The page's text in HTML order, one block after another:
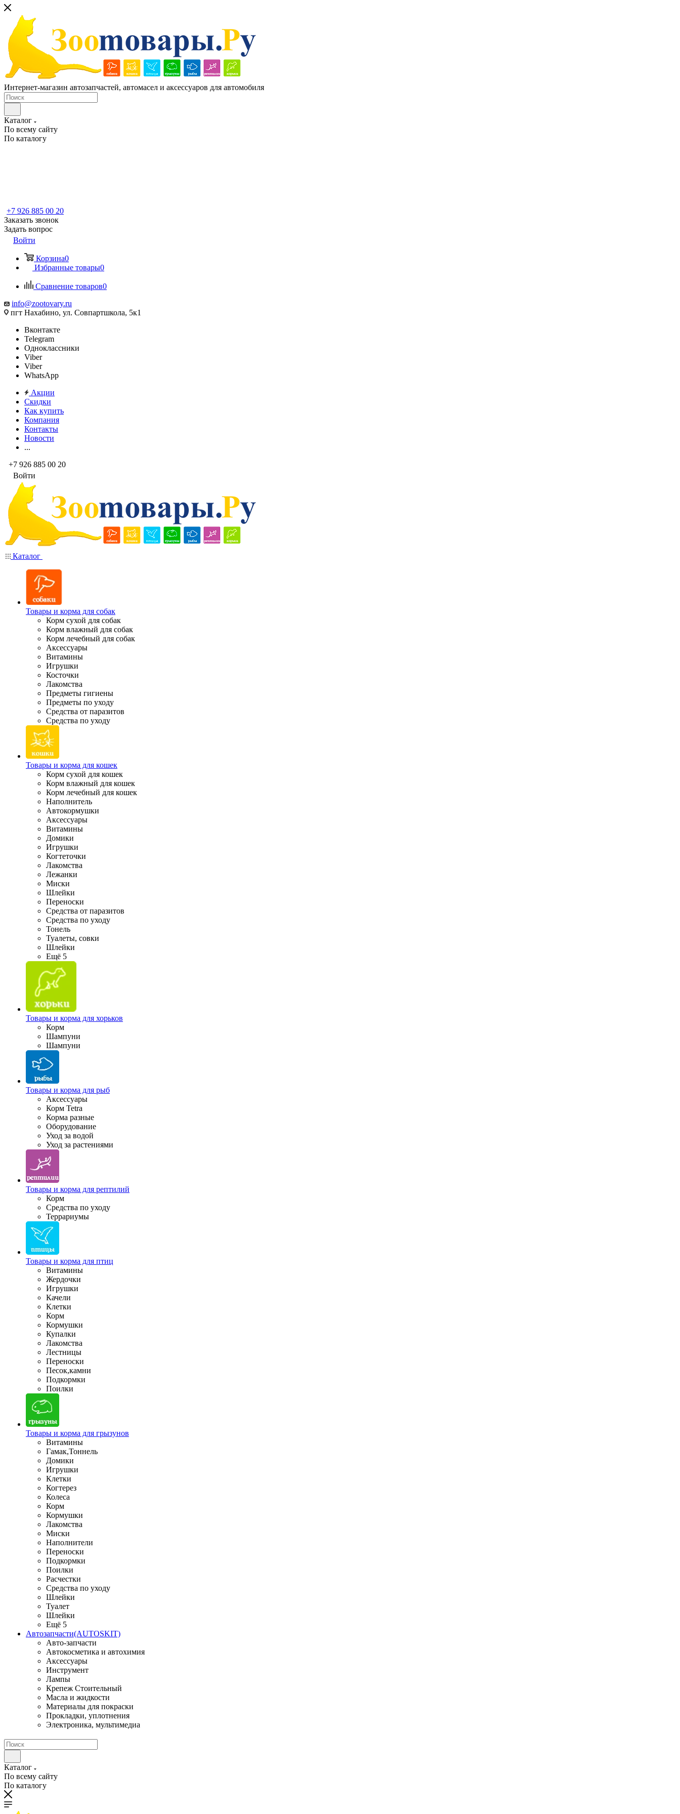
Интернет-магазин автозапчастей, автомасел и аксессуаров для автомобиля
Каталог
По всему сайту
По каталогу
+7 926 885 00 20
Заказать звонок
Задать вопрос
Войти
Корзина0
Избранные товары0
Сравнение товаров0
info@zootovary.ru
пгт Нахабино, ул. Совпартшкола, 5к1
Вконтакте
Telegram
Одноклассники
Viber
Viber
WhatsApp
Акции
Скидки
Как купить
Компания
Контакты
Новости
...
+7 926 885 00 20
Войти
Каталог
Товары и корма для собак
Корм сухой для собак
Корм влажный для собак
Корм лечебный для собак
Аксессуары
Витамины
Игрушки
Косточки
Лакомства
Предметы гигиены
Предметы по уходу
Средства от паразитов
Средства по уходу
Товары и корма для кошек
Корм сухой для кошек
Корм влажный для кошек
Корм лечебный для кошек
Наполнитель
Автокормушки
Аксессуары
Витамины
Домики
Игрушки
Когтеточки
Лакомства
Лежанки
Миски
Шлейки
Переноски
Средства от паразитов
Средства по уходу
Тонель
Туалеты, совки
Шлейки
Ещё 5
Товары и корма для хорьков
Корм
Шампуни
Шампуни
Товары и корма для рыб
Аксессуары
Корм Tetra
Корма разные
Оборудование
Уход за водой
Уход за растениями
Товары и корма для рептилий
Корм
Средства по уходу
Террариумы
Товары и корма для птиц
Витамины
Жердочки
Игрушки
Качели
Клетки
Корм
Кормушки
Купалки
Лакомства
Лестницы
Переноски
Песок,камни
Подкормки
Поилки
Товары и корма для грызунов
Витамины
Гамак,Тоннель
Домики
Игрушки
Клетки
Когтерез
Колеса
Корм
Кормушки
Лакомства
Миски
Наполнители
Переноски
Подкормки
Поилки
Расчестки
Средства по уходу
Шлейки
Туалет
Шлейки
Ещё 5
Автозапчасти(AUTOSKIT)
Авто-запчасти
Автокосметика и автохимия
Аксессуары
Инструмент
Лампы
Крепеж Стоительный
Масла и жидкости
Материалы для покраски
Прокладки, уплотнения
Электроника, мультимедиа
Каталог
По всему сайту
По каталогу